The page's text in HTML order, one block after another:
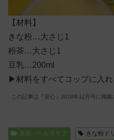
【材料】
きな粉…大さじ1
粉茶…大さじ1
豆乳…200ml
▶材料をすべてコップに入れ
この記事は『安心』2018年12月号に掲載
美容・ヘルスケア きな粉ド